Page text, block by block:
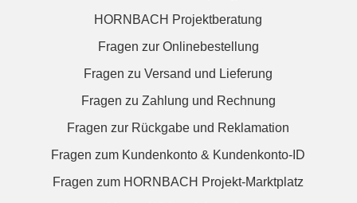
HORNBACH Projektberatung
Fragen zur Onlinebestellung
Fragen zu Versand und Lieferung
Fragen zu Zahlung und Rechnung
Fragen zur Rückgabe und Reklamation
Fragen zum Kundenkonto & Kundenkonto-ID
Fragen zum HORNBACH Projekt-Marktplatz